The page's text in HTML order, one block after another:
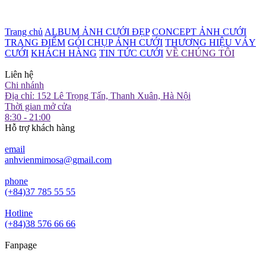
Trang chủ ALBUM ẢNH CƯỚI ĐẸP CONCEPT ẢNH CƯỚI
TRANG ĐIỂM GÓI CHỤP ẢNH CƯỚI THƯƠNG HIỆU VÁY
CƯỚI KHÁCH HÀNG TIN TỨC CƯỚI VỀ CHÚNG TÔI
Liên hệ
Chi nhánh
Địa chỉ: 152 Lê Trọng Tấn, Thanh Xuân, Hà Nội
Thời gian mở cửa
8:30 - 21:00
Hỗ trợ khách hàng
email
anhvienmimosa@gmail.com
phone
(+84)37 785 55 55
Hotline
(+84)38 576 66 66
Fanpage